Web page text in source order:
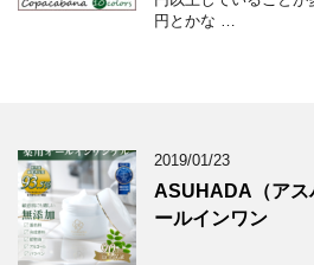
円とかな …
2019/01/23
ASUHADA（アス
ールインワン